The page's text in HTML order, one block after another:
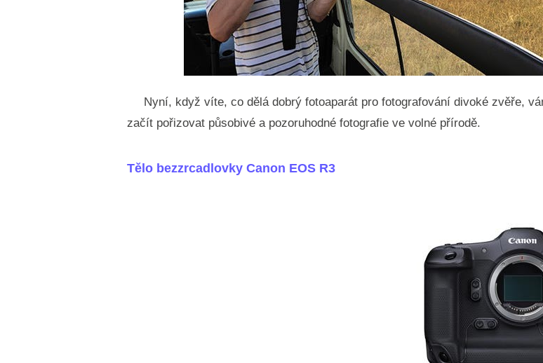
Nyní, když víte, co dělá dobrý fotoaparát pro fotografování divoké zvěře,
začít pořizovat působivé a pozoruhodné fotografie ve volné přírodě.
Tělo bezzrcadlovky Canon EOS R3